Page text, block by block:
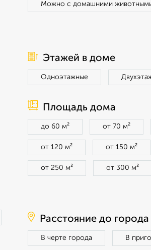
Можно с домашними
Этажей в доме
Одноэтажные
Площадь дома
до 60 м² от 70 м²
от 120 м² от 150 м²
от 250 м² от 300 м²
Расстояние до города
В черте города В